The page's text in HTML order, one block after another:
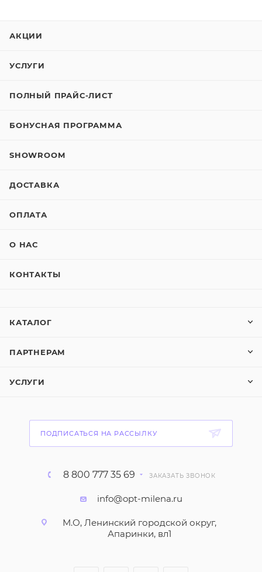
АКЦИИ
УСЛУГИ
ПОЛНЫЙ ПРАЙС-ЛИСТ
БОНУСНАЯ ПРОГРАММА
SHOWROOM
ДОСТАВКА
ОПЛАТА
О НАС
КОНТАКТЫ
КАТАЛОГ
ПАРТНЕРАМ
УСЛУГИ
ПОДПИСАТЬСЯ НА РАССЫЛКУ
8 800 777 35 69 ЗАКАЗАТЬ ЗВОНОК
info@opt-milena.ru
М.О, Ленинский городской округ,
Апаринки, вл1